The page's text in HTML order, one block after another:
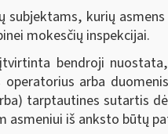
subjektams, kurių
mokesčių inspekcijai.
bendroji
arba
tarptautines sutartis
asmeniui iš anksto būtų